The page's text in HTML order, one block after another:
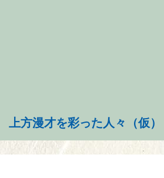
上方漫才を彩った人々（仮）